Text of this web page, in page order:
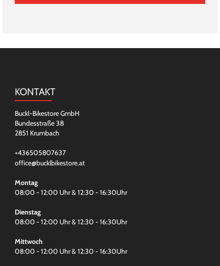
KONTAKT
Buckl-Bikestore GmbH
Bundesstraße 38
2851 Krumbach
+436505807637
office@bucklbikestore.at
Montag
08:00 - 12:00 Uhr & 12:30 - 16:30Uhr
Dienstag
08:00 - 12:00 Uhr & 12:30 - 16:30Uhr
Mittwoch
08:00 - 12:00 Uhr & 12:30 - 16:30Uhr